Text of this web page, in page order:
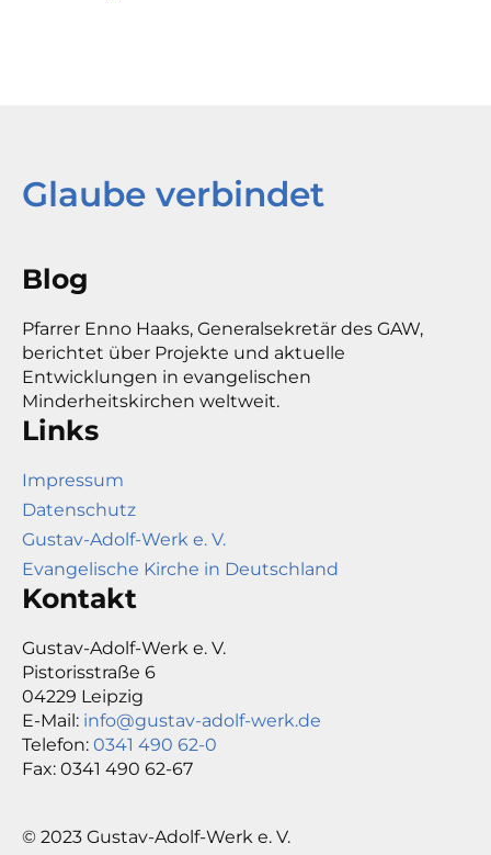
Glaube verbindet
Blog
Pfarrer Enno Haaks, Generalsekretär des GAW,
berichtet über Projekte und aktuelle
Entwicklungen in evangelischen
Minderheitskirchen weltweit.
Links
Impressum
Datenschutz
Gustav-Adolf-Werk e. V.
Evangelische Kirche in Deutschland
Kontakt
Gustav-Adolf-Werk e. V.
Pistorisstraße 6
04229 Leipzig
E-Mail: info@gustav-adolf-werk.de
Telefon: 0341 490 62-0
Fax: 0341 490 62-67
© 2023 Gustav-Adolf-Werk e. V.